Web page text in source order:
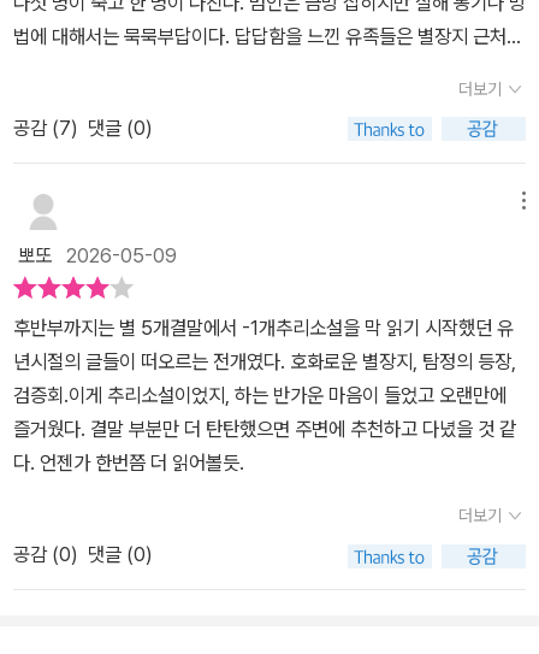
다.
법에 대해서는 묵묵부답이다. 답답함을 느낀 유족들은 별장지 근처의
한다. 경시청 형사 가가 교이치로는 이 사건으로 남편을 잃은 와시오
하루나의 지인의 지인 자격으로 검증회에 참석한다.히가시노 게이고
의 소설 <당신이 누군가를 죽였다>는 가가 형사 시리즈 열두 번째 작
품이다. 이 소설은 애거서 크리스티의 명탐정 푸아로 시리즈와 상당
히 비슷하다. 살인 같은 끔찍한 일이 벌어질 거라고는 상상하기 힘든
아름다운 장소에 고상하고 우아해 보이는 사람들이 모인다. 그들이
먹고 마시며 즐거운 시간을 보낸 후에 갑자기 살인 사건이 일어난
다. 모두가 충격을 받은 (듯 보이는) 가운데 탐정이 등장해 사건 현장
을 관찰하고 용의자들을 심문한다. 약간의 차이점이 있다면 탐정이
사건 직후에 등장하지 않고 어느 정도 시간이 흐른 후에 등장하는
점, 내부자와 사전에 공모한 공범이 있는 점 정도다.소설을 읽는 동안
에는 전형적인 정통 미스터리 소설이라고 생각했는데, 소설을 다 읽
고 관련 정보를 찾아보는 과정에서 작가가 2019년 전직 농림수산성
사무차관이 은둔형 외톨이인 아들의 폭력을 견디다 못해 아들을 죽이
더보기
공감 (7) 댓글 (0)
뽀또 2026-05-09
후반부까지는 별 5개결말에서 -1개추리소설을 막 읽기 시작했던 유
년시절의 글들이 떠오르는 전개였다. 호화로운 별장지, 탐정의 등장,
검증회.이게 추리소설이었지, 하는 반가운 마음이 들었고 오랜만에
즐거웠다. 결말 부분만 더 탄탄했으면 주변에 추천하고 다녔을 것 같
다. 언젠가 한번쯤 더 읽어볼듯.
더보기
공감 (0) 댓글 (0)